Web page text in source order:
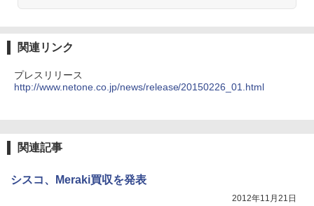
関連リンク
プレスリリース
http://www.netone.co.jp/news/release/20150226_01.html
関連記事
シスコ、Meraki買収を発表
2012年11月21日